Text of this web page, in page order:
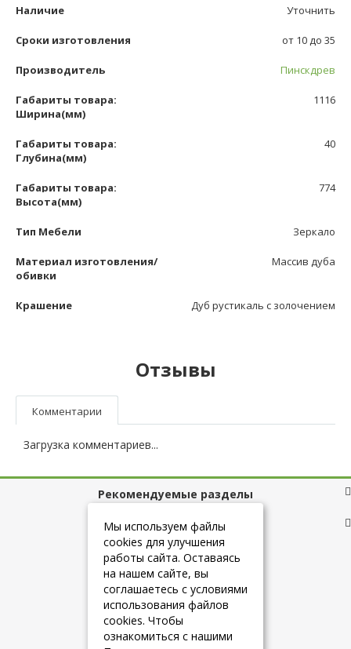
Наличие Уточнить
Сроки изготовления от 10 до 35
Производитель Пинскдрев
Габариты товара:
Ширина(мм)
1116
Габариты товара:
Глубина(мм)
40
Габариты товара:
Высота(мм)
774
Тип Мебели Зеркало
Материал изготовления/
обивки
Массив дуба
Крашение Дуб рустикаль с золочением
Отзывы
Комментарии
Загрузка комментариев...
Рекомендуемые разделы
Полезные ссылки
+7 (925) 084-10-60
Мы используем файлы
cookies для улучшения
работы сайта. Оставаясь
на нашем сайте, вы
соглашаетесь с условиями
использования файлов
cookies. Чтобы
ознакомиться с нашими